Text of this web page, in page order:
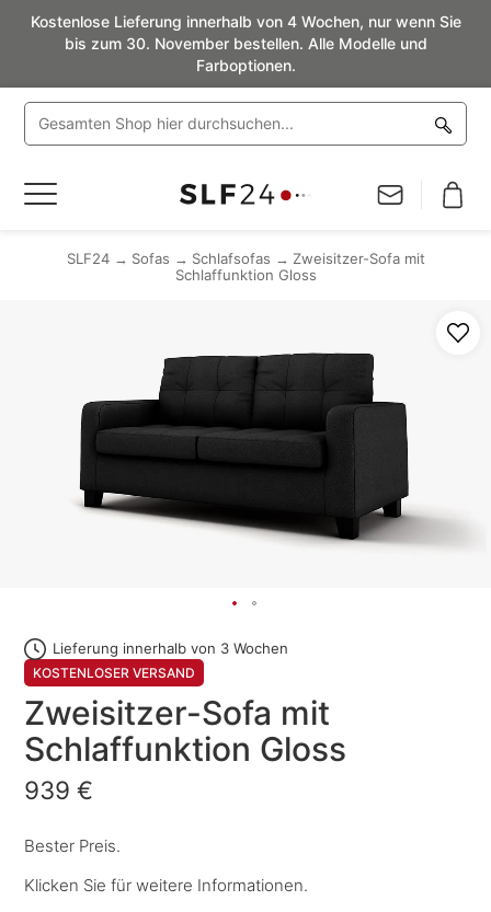
Kostenlose Lieferung innerhalb von 4 Wochen, nur wenn Sie
bis zum 30. November bestellen. Alle Modelle und
Farboptionen.
Navigation
SLF24 Sofas Schlafsofas
Zweisitzer-Sofa mit
Schlaffunktion Gloss
Lieferung innerhalb von 3 Wochen
KOSTENLOSER VERSAND
Zweisitzer-Sofa mit
Schlaffunktion Gloss
939 €
Bester Preis.
Klicken Sie für weitere Informationen.